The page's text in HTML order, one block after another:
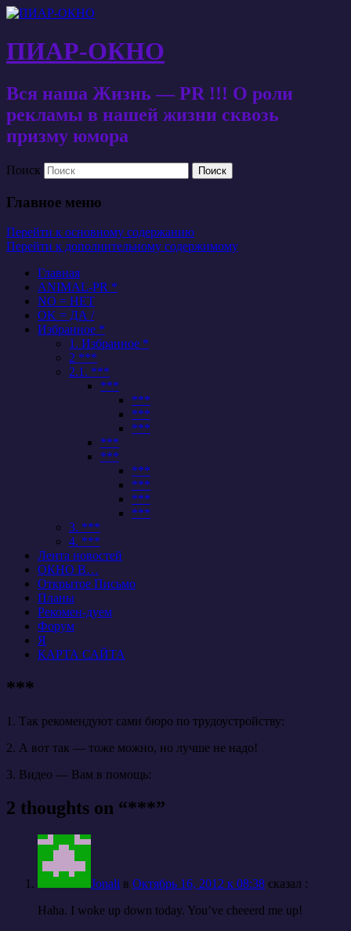
ПИАР-ОКНО
Вся наша Жизнь — PR !!! О роли
рекламы в нашей жизни сквозь
призму юмора
Поиск
Главное меню
Перейти к основному содержанию
Перейти к дополнительному содержимому
Главная
ANIMAL-PR *
NO = НЕТ
OK = ДА /
Избранное *
1. Избранное *
2 ***
2.1. ***
***
***
***
***
***
***
***
***
***
***
3. ***
4. ***
Лента новостей
ОКНО В…
Открытое Письмо
Планы
Рекомен-дуем
Форум
Я
КАРТА САЙТА
***
1. Так рекомендуют сами бюро по трудоустройству:
2. А вот так — тоже можно, но лучше не надо!
3. Видео — Вам в помощь:
2 thoughts on “***”
Jonali в Октябрь 16, 2012 к 08:38 cказал :
Haha. I woke up down today. You’ve cheeerd me up!